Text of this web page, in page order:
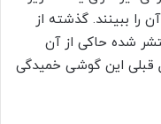
را ببینند. گذشته از
شده حاکی از آن
قبلی این گوشی خمیدگی